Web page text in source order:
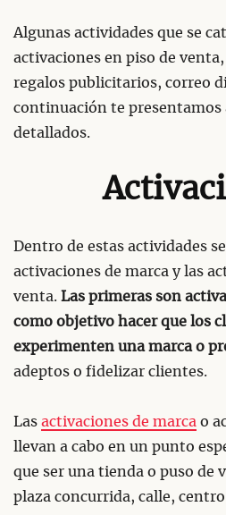
Algunas actividades que se
activaciones en piso de
regalos publicitarios, correo
continuación te presentamos
detallados.
Dentro de estas actividades
activaciones de marca y las
venta. Las primeras son
como objetivo hacer que los
experimenten una marca o
adeptos o fidelizar clientes.
Las activaciones de marca o
llevan a cabo en un punto
que ser una tienda o puso de
plaza concurrida, calle,